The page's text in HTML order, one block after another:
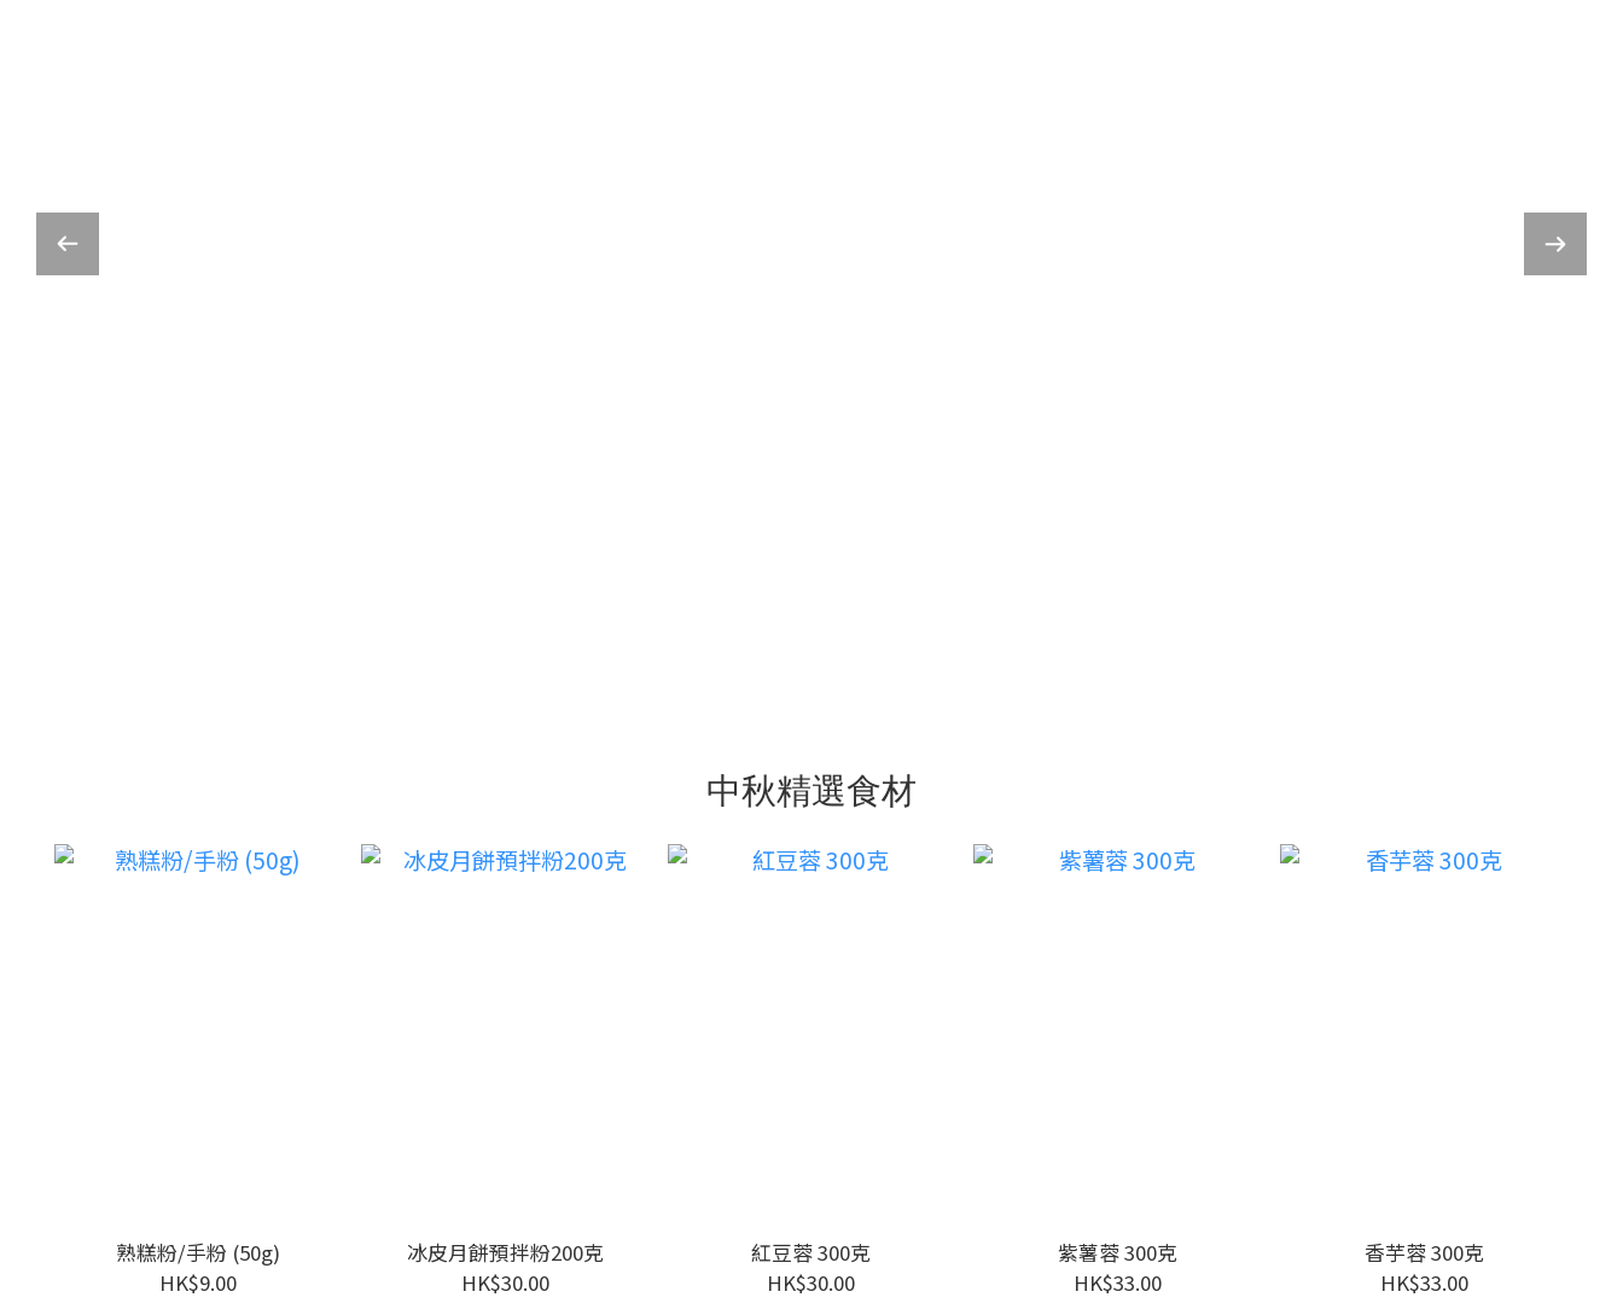
中秋精選食材
熟糕粉/手粉 (50g)
HK$9.00
冰皮月餅預拌粉200克
HK$30.00
紅豆蓉 300克
HK$30.00
紫薯蓉 300克
HK$33.00
香芋蓉 300克
HK$33.00